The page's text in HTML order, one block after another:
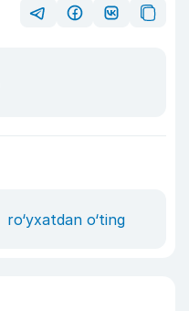
ro‘yxatdan o‘ting